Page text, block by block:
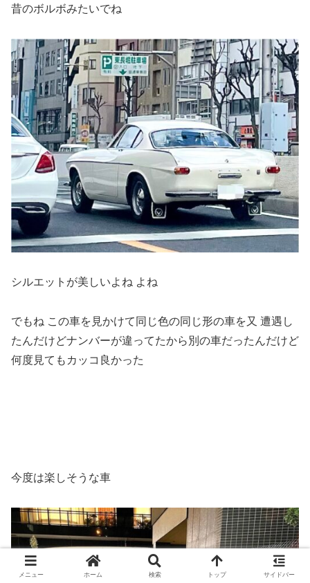
昔のボルボみたいでね
シルエットが美しいよね よね
でもね この車を見かけて同じ色の同じ形の車を又 遭遇し
たんだけどナンバーが違ってたから別の車だったんだけど
何度見てもカッコ良かった
今度は楽しそうな車
メニュー ホーム 検索 トップ サイドバー